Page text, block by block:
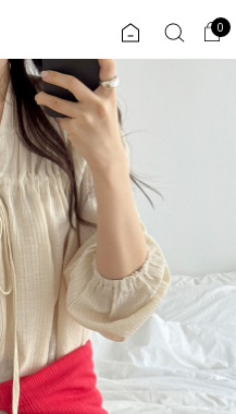
0
ENG
TW
JP
플러스핏 회원혜택
COMMUNITY
ALL
익스클루시브
아우터
0